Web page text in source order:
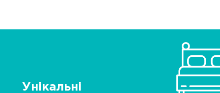
Унікальні